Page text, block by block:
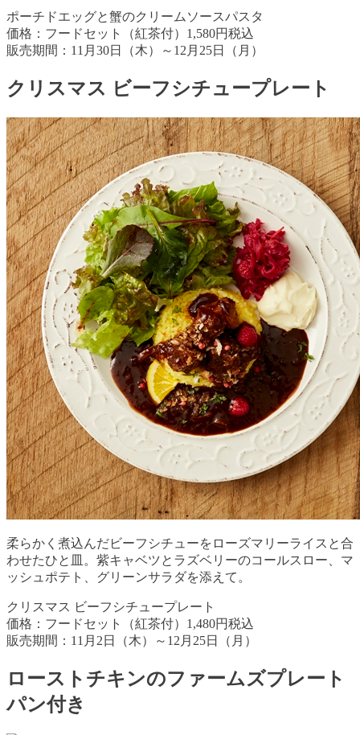
ポーチドエッグと蟹のクリームソースパスタ
価格：フードセット（紅茶付）1,580円税込
販売期間：11月30日（木）～12月25日（月）
クリスマス ビーフシチュープレート
柔らかく煮込んだビーフシチューをローズマリーライスと合
わせたひと皿。紫キャベツとラズベリーのコールスロー、マ
ッシュポテト、グリーンサラダを添えて。
クリスマス ビーフシチュープレート
価格：フードセット（紅茶付）1,480円税込
販売期間：11月2日（木）～12月25日（月）
ローストチキンのファームズプレート
パン付き